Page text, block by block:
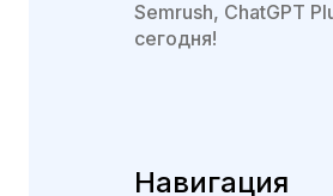
Semrush, ChatGPT
сегодня!
Навигация